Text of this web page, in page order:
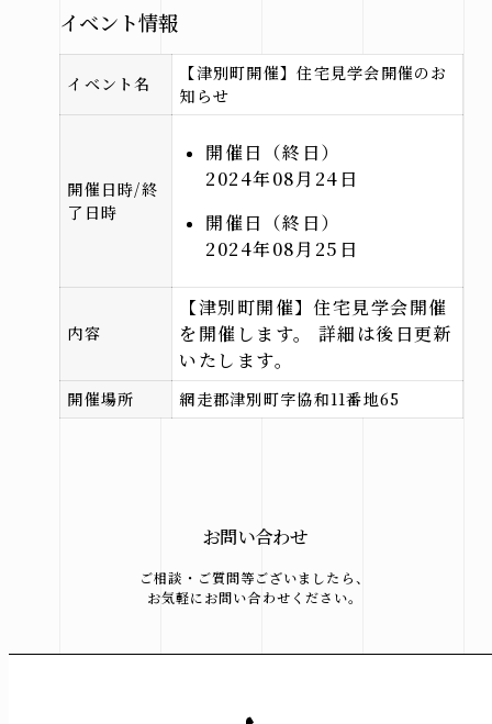
イベント情報
イベント名
【津別町開催】住宅見学会開催のお
知らせ
開催日時/終
了日時
開催日（終日）
2024年08月24日
開催日（終日）
2024年08月25日
内容
【津別町開催】住宅見学会開催
を開催します。 詳細は後日更新
いたします。
開催場所 網走郡津別町字協和11番地65
お問い合わせ
ご相談・ご質問等ございましたら、
お気軽にお問い合わせください。
施工実績
北見
@hirose_giken
@hirosegiken
お問い合わせ
来場予約はこちら